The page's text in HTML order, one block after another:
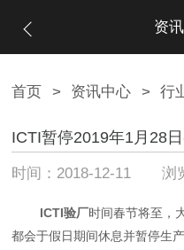
资
首页 > 资讯中心 > 行
ICTI暂停2019年1月28
时间：2018-12-11 浏
ICTI验厂时间春节将至，
都会于假日期间休息并暂停生